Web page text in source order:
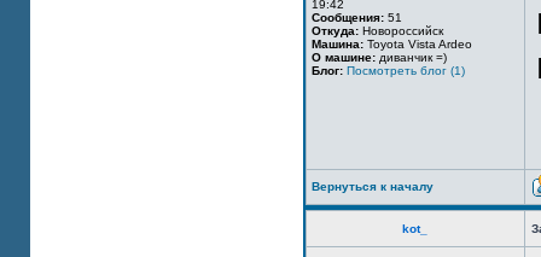
19:42
Сообщения: 51
Откуда: Новороссийск
Машина: Toyota Vista Ardeo
О машине: диванчик =)
Блог: Посмотреть блог (1)
Вернуться к началу
kot_